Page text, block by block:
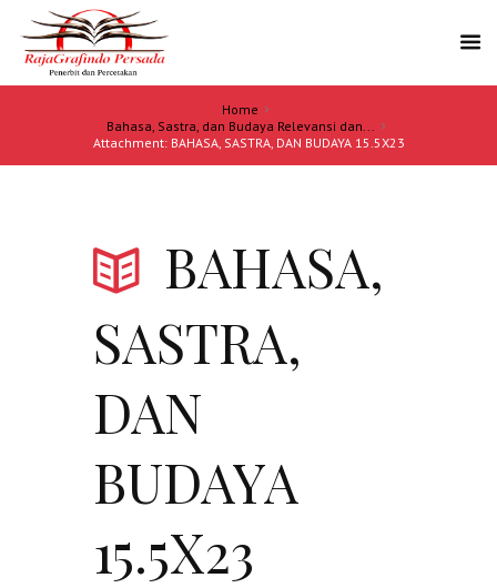
Home
Bahasa, Sastra, dan Budaya Relevansi dan...
Attachment: BAHASA, SASTRA, DAN BUDAYA 15.5X23
BAHASA,
SASTRA,
DAN
BUDAYA
15.5X23